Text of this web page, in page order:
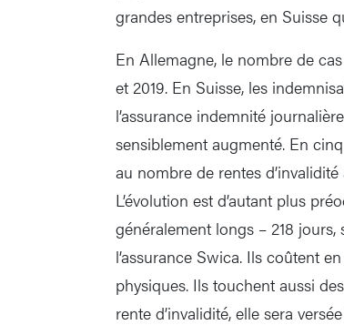
grandes entreprises, en Suisse
En Allemagne, le nombre de
et 2019. En Suisse, les
l’assurance indemnité
sensiblement augmenté. En
au nombre de rentes
L’évolution est d’autant plus
généralement longs – 218
l’assurance Swica. Ils coûtent
physiques. Ils touchent aussi
rente d’invalidité, elle sera